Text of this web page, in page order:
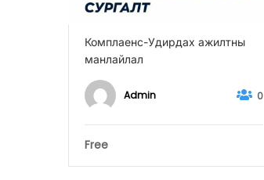
Комплаенс-Удирдах ажилтны
манлайлал
Admin 0
Free